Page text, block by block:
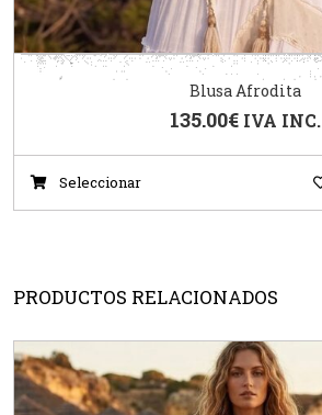
Blusa Afrodita
135.00€ IVA INC.
Seleccionar
PRODUCTOS RELACIONADOS